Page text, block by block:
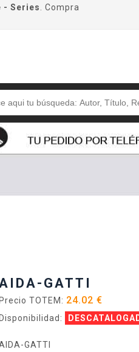
- Series
. Compra
GATTI
Precio TOTEM: 24.02 €
Disponibilidad:
GATTI